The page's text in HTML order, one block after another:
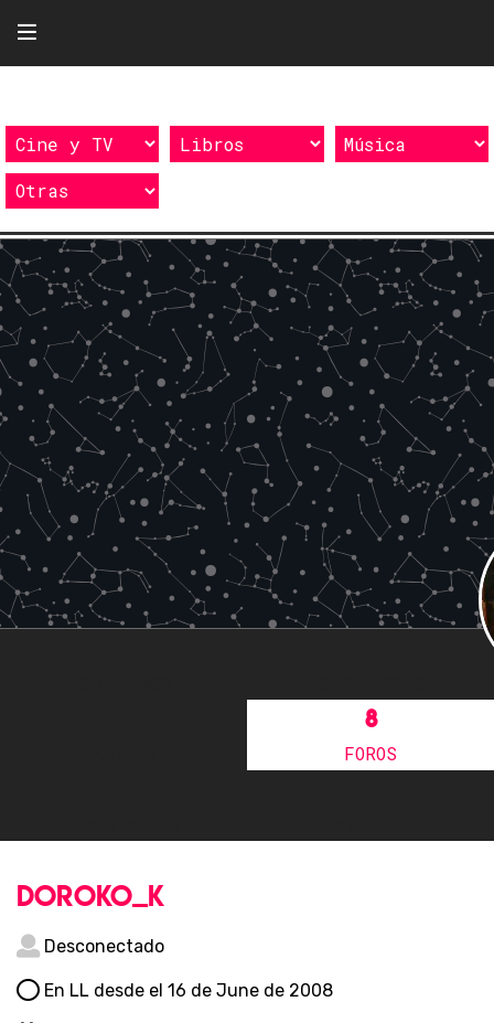
8
FOROS
doroko_k
Desconectado
En LL desde el 16 de June de 2008